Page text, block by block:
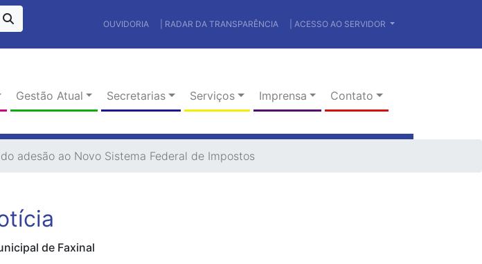
OUVIDORIA | RADAR DA TRANSPARÊNCIA | ACESSO AO SERVIDOR
Gestão Atual Secretarias Serviços Imprensa Contato
adesão ao Novo Sistema Federal de Impostos
de Faxinal